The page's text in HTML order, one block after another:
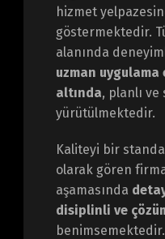
hizmet
göstermektedir.
alanında
uzman
altında, planlı
yürütülmektedir.
Kaliteyi bir
olarak gören
aşamasında
disiplinli ve